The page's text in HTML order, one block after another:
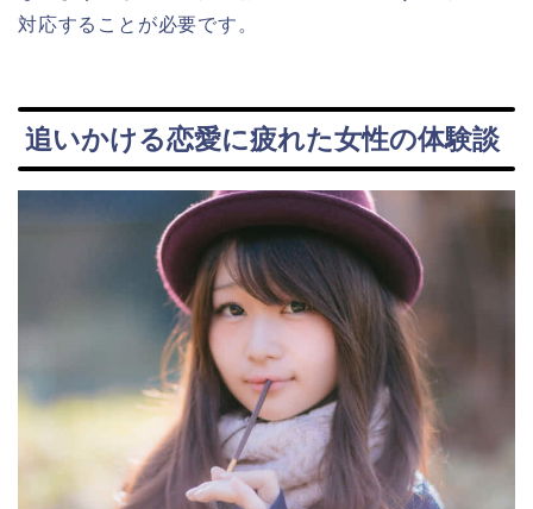
対応することが必要です。
追いかける恋愛に疲れた女性の体験談